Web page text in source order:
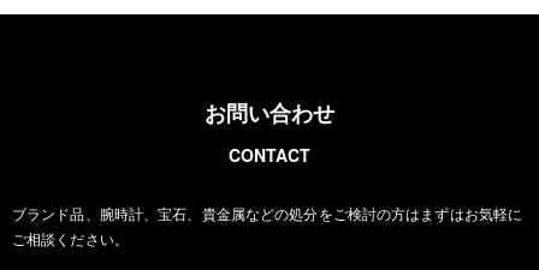
お問い合わせ
CONTACT
ブランド品、腕時計、宝石、貴金属などの処分をご検討の方はまずはお気軽に
ご相談ください。